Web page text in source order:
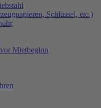
Schlüssel, etc.)
Mietbeginn